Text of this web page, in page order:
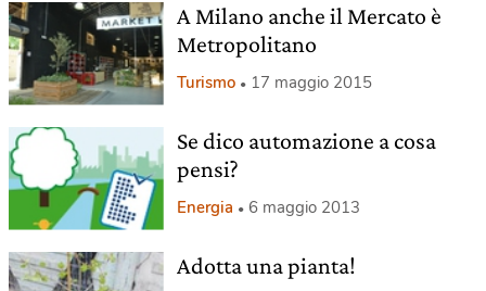
A Milano anche il Mercato è
Metropolitano
Turismo 17 maggio 2015
Se dico automazione a cosa
pensi?
Energia 6 maggio 2013
Adotta una pianta!